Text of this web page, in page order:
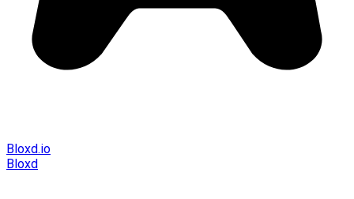
Bloxd.io
Bloxd